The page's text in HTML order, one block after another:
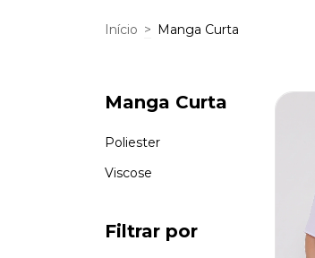
Início > Manga Curta
Manga Curta
Poliester
Viscose
Filtrar por